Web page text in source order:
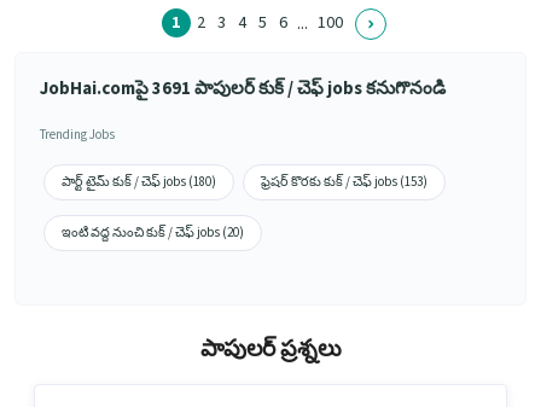
1 2 3 4 5 6 ... 100
JobHai.comపై 3691 పాపులర్ కుక్ / చెఫ్ jobs కనుగొనండి
Trending Jobs
పార్ట్ టైమ్ కుక్ / చెఫ్ jobs (180) ఫ్రెషర్ కొరకు కుక్ / చెఫ్ jobs (153)
ఇంటి వద్ద నుంచి కుక్ / చెఫ్ jobs (20)
పాపులర్ ప్రశ్నలు